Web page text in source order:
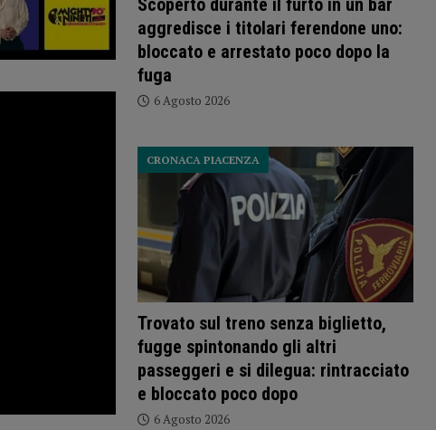
Scoperto durante il furto in un bar
aggredisce i titolari ferendone uno:
bloccato e arrestato poco dopo la
fuga
6 Agosto 2026
Trovato sul treno senza biglietto,
fugge spintonando gli altri
passeggeri e si dilegua: rintracciato
e bloccato poco dopo
CRONACA PIACENZA
6 Agosto 2026